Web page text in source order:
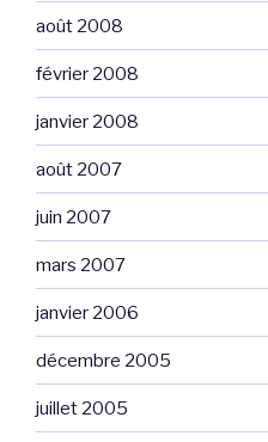
août 2008
février 2008
janvier 2008
août 2007
juin 2007
mars 2007
janvier 2006
décembre 2005
juillet 2005